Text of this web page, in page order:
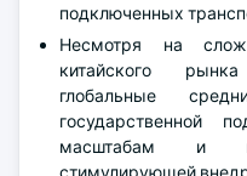
подключенных
Несмотря на
китайского
глобальные
государственной
масштабам и